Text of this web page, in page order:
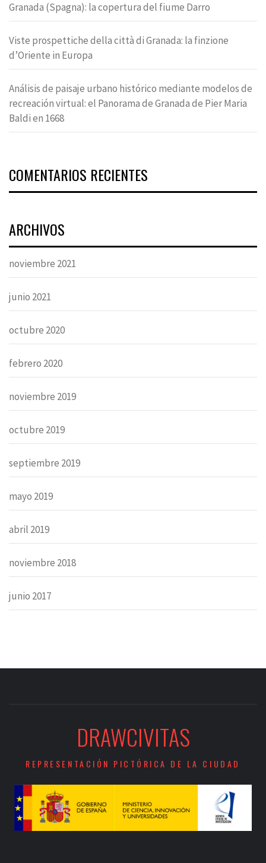
Granada (Spagna): la copertura del fiume Darro
Viste prospettiche della città di Granada: la finzione
d’Oriente in Europa
Análisis de paisaje urbano histórico mediante modelos de
recreación virtual: el Panorama de Granada de Pier Maria
Baldi en 1668
COMENTARIOS RECIENTES
ARCHIVOS
noviembre 2021
junio 2021
octubre 2020
febrero 2020
noviembre 2019
octubre 2019
septiembre 2019
mayo 2019
abril 2019
noviembre 2018
junio 2017
DRAWCIVITAS
REPRESENTACIÓN PICTÓRICA DE LA CIUDAD